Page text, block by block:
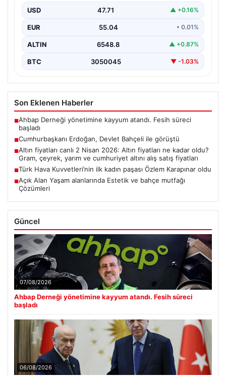
USD 47.71 ▲ +0.16%
EUR 55.04 • 0.01%
ALTIN 6548.8 ▲ +0.87%
BTC 3050045 ▼ -1.03%
Son Eklenen Haberler
■Ahbap Derneği yönetimine kayyum atandı. Fesih süreci
başladı
■Cumhurbaşkanı Erdoğan, Devlet Bahçeli ile görüştü
■Altın fiyatları canlı 2 Nisan 2026: Altın fiyatları ne kadar oldu?
Gram, çeyrek, yarım ve cumhuriyet altını alış satış fiyatları
■Türk Hava Kuvvetleri’nin ilk kadın paşası Özlem Karapınar oldu
■Açık Alan Yaşam alanlarında Estetik ve bahçe mutfağı
Çözümleri
Güncel
07/08/2026
Ahbap Derneği yönetimine kayyum atandı. Fesih süreci
başladı
06/08/2026